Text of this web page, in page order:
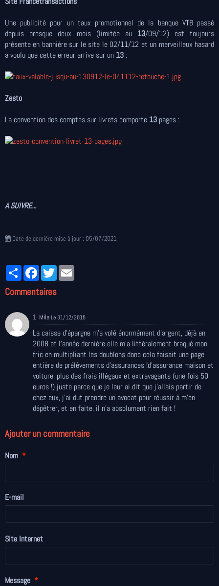
Une publicité pour un taux promotionnel de la banque VTB passé
depuis presque deux mois (limitée au 13/09/12) est toujours
présente en bannière sur le site le 02/11/12 et un merveilleux hasard
a voulu que cette erreur arrive sur un 13 :
Zesto
La convention des comptes sur livrets comporte 13 pages :
A SUIVRE...
Date de dernière mise à jour : 05/07/2021
PartagerFacebookTwitter
Commentaires
1. Mila Le 31/12/2015
La caisse d'épargne m'a volé énormément d'argent, déjà en
2008 et l'année dernière elle m'a littéralement braqué mon
fric en multipliant les doublons donc cela faisait une page
entière de prélèvements d'assurances !d'assurance maison et
voiture, plus des frais illégaux et extravagants (une fois 50
euros !) juste parce que je leur ai dit que j'allais partir de
chez eux, j'ai dut prendre un avocat pour réussir à m'en
dépêtrer, et en faite, il n'a absolument rien fait !
Ajouter un commentaire
Nom
E-mail
Site Internet
Message